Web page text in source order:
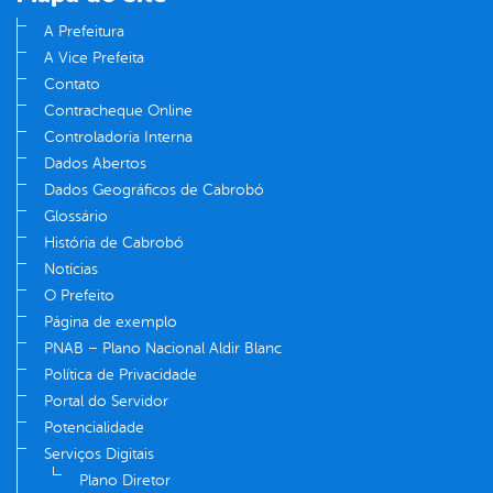
A Prefeitura
A Vice Prefeita
Contato
Contracheque Online
Controladoria Interna
Dados Abertos
Dados Geográficos de Cabrobó
Glossário
História de Cabrobó
Notícias
O Prefeito
Página de exemplo
PNAB – Plano Nacional Aldir Blanc
Política de Privacidade
Portal do Servidor
Potencialidade
Serviços Digitais
Plano Diretor